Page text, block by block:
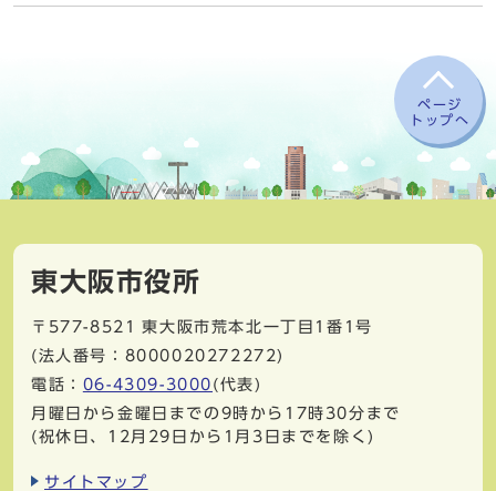
ページ
トップへ
東大阪市役所
〒577-8521
東大阪市荒本北一丁目1番1号
(法人番号：8000020272272)
電話： 06-4309-3000 (代表)
月曜日から金曜日までの9時から17時30分まで
(祝休日、12月29日から1月3日までを除く)
サイトマップ